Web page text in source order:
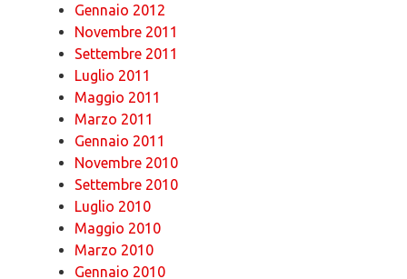
Gennaio 2012
Novembre 2011
Settembre 2011
Luglio 2011
Maggio 2011
Marzo 2011
Gennaio 2011
Novembre 2010
Settembre 2010
Luglio 2010
Maggio 2010
Marzo 2010
Gennaio 2010